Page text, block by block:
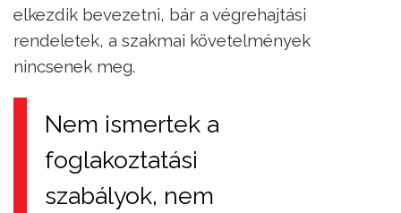
elkezdik bevezetni, bár a végrehajtási
rendeletek, a szakmai követelmények
nincsenek meg.
Nem ismertek a
foglakoztatási
szabályok, nem